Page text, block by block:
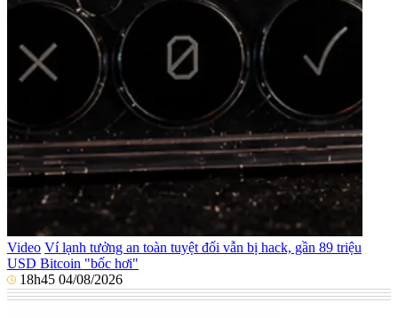
Video Ví lạnh tưởng an toàn tuyệt đối vẫn bị hack, gần 89 triệu
USD Bitcoin "bốc hơi"
18h45 04/08/2026